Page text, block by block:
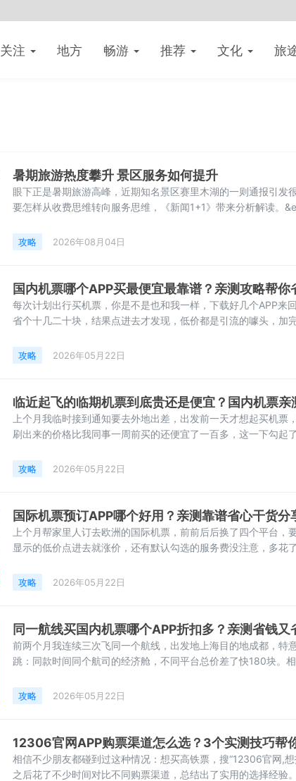
关注 地方 畅游 推荐 文化 旅
暑期旅游热度攀升 景区服务如何提升
眼下正是暑期旅游高峰，近期知名景区赛里木湖的一则通报引发
要怎样从收费思维转向服务思维，《新闻1+1》带来分析解读。
是该不该收、收得合不合理。要先确定景区哪些项目可以收费，
收费是合理还是
攻略 2026年08月04日
国内机票哪个APP买最便宜最靠谱？亲测攻略帮你
每次计划出行买机票，你是不是也和我一样，下载好几个APP来
省个十几二十块，结果点进去才发现，低价都是引流的噱头，加
没用的增值服务，平白多花钱。今天就把我亲测总结的经验分享
平台买国内机票最便宜、最靠谱、最划算。
攻略 2026年05月22日
临近起飞的临期机票到底贵还是便宜？国内机票亲
上个月我临时接到通知要去外地出差，出发前一天才想起买机票
刷出来的价格比我同事一周前买的还便宜了一百多，这一下勾起
实测的经验整理给大家。亲测总结：先给大家说3个核心结论热
贵，票量越紧张价格越高冷门城市
攻略 2026年05月22日
国际机票预订APP哪个好用？亲测靠谱省心干货分
上个月帮家里人订去欧洲的国际机票，前前后后换了四个平台，
显示的低价点进去就涨价，还有默认勾选的服务费没注意，多花
旦出问题耽误行程损失不小。我这大半年出去了三趟，前后对比
个实用结论，给大家做参考：优先选
攻略 2026年05月22日
同一航线买国内机票哪个APP折扣多？亲测省钱又
前两个月我连续三次飞同一个航线，出发地上海目的地成都，特
跳：同款时间同个航司的经济舱，不同平台总价差了快180块。
坑，也亲测了不少平台功能，总结出几个实用的规律，给想买机
心看三点：一是平台有没有专属优惠权
攻略 2026年05月22日
12306官网APP购票渠道怎么选？3个实测技巧帮
相信不少朋友都碰到过这种情况：想买高铁票，搜“12306官网,
之后花了不少时间对比不同购票渠道，总结出了实用的选择经验